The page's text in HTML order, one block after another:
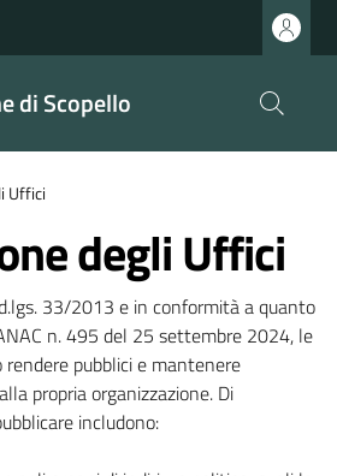
di Scopello
Uffici
degli Uffici
33/2013 e in conformità a quanto
n. 495 del 25 settembre 2024, le
pubblici e mantenere
propria organizzazione. Di
includono: